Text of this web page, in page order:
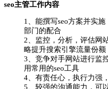
seo主管工作内容
1、能撰写seo方案并实
部门的配合
2、监控，分析，评估网
略提升搜索引擎流量份额
3、竞争对手网站进行监
用常用的seo工具
4、有责任心，执行力强
5、较强的沟通能力，可